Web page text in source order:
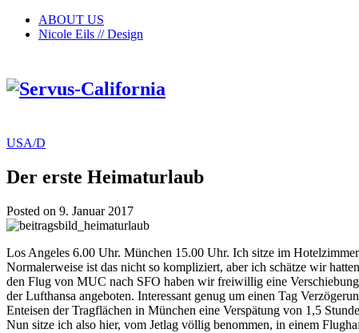
ABOUT US
Nicole Eils // Design
USA/D
Der erste Heimaturlaub
Posted on 9. Januar 2017
Los Angeles 6.00 Uhr. München 15.00 Uhr. Ich sitze im
Normalerweise ist das nicht so kompliziert, aber ich schätze wir
den Flug von MUC nach SFO haben wir freiwillig eine
der Lufthansa angeboten. Interessant genug um einen Tag
Enteisen der Tragflächen in München eine Verspätung von 1,5
Nun sitze ich also hier, vom Jetlag völlig benommen, in einem